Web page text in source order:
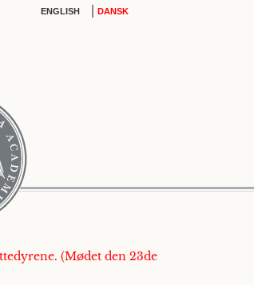
ENGLISH DANSK
(Mødet den 23de